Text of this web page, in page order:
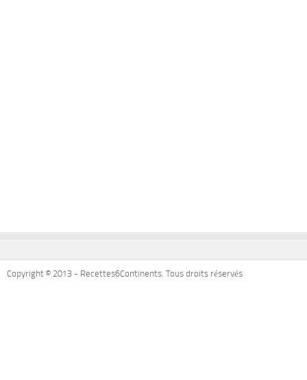
Copyright © 2013 - Recettes6Continents. Tous droits réservés